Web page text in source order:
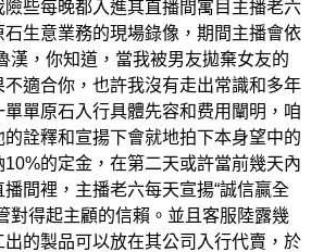
些每晚都入進其直播間寓目主播老六
生意業務的現場錄像，期間主播會依
漢，你知道，當我被男友拋棄女友的
不適合你，也許我沒有走出常識和多年
單單原石入行具體先容和费用闡明，咱
詮釋和宣揚下會就地拍下本身望中的
的定金，在第二天或許當前幾天內
間裡，主播老六每天宣揚“誠信贏全
對得起主顧的信賴。並且客服陸露幾
出的製品可以放在其公司入行代賣，於